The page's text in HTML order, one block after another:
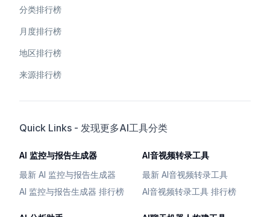
分类排行榜
月度排行榜
地区排行榜
来源排行榜
Quick Links - 发现更多AI工具分类
AI 监控与报告生成器
最新 AI 监控与报告生成器
AI 监控与报告生成器 排行榜
AI音视频转录工具
最新 AI音视频转录工具
AI音视频转录工具 排行榜